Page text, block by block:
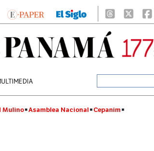
Mulino Asamblea Nacional Cepanim